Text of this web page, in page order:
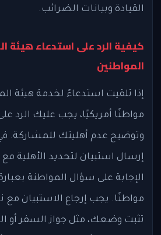
القيادة وبيانات الضرائب.
كيفية الرد على استدعاء هيئة
المواطنين
إذا تلقيت استدعاءً لخدمة هيئة
مواطنًا أمريكيًا، يجب عليك الرد
وتوضيح عدم أهليتك للمشاركة. في
إرسال استبيان لتحديد الأهلية
الإجابة على سؤال المواطنة
مواطنًا. يجب إرجاع الاستبيان
تثبت وضعك، مثل جواز السفر أو